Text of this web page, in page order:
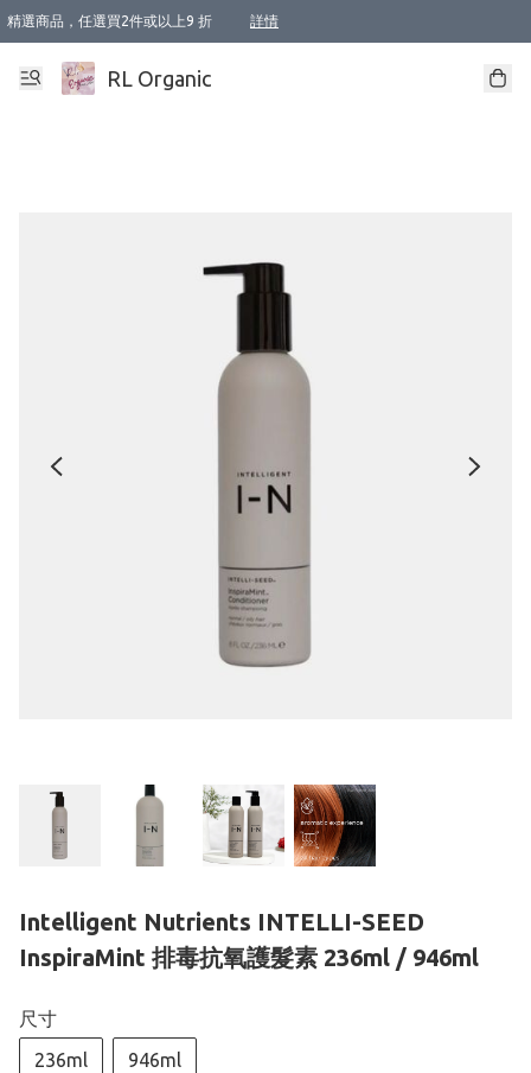
精選商品，任選買2件或以上9 折 詳情
XI周年優惠【新品自由選2件88折/3件85折】
XI周年優惠【Chakra 脈輪平衡自由選2件9折/3件85折/5件8折】
Florame 肌底自由選 2支9折 3支85折
XI周年優惠【蟲蟲退散 · 防衛結界﹞系列2件9折】
Sunki 任選2件95折
BIOFFICINA TOSCANA 任選2支9折 3支85折
Lamav 任選1件9折 2件85折
Mukti Organics 指定產品任選1件9折, 2件88折 3件85折
Intelligent Nutrients Skincare 任選2件9折
deodorant 任選2件88折
化妝品 任選2件95折
XI周年優惠【身心靈單品 任選2件9折/3件85折/5件8折】
XI周年優惠 【精油/香水 任選2件9折/3件85折/5件8折】
XI周年優惠【「關節到肌膚」全效養護 BODY OIL 組2件88折/3件85折】
XI周年優惠【夏日有機物理防曬套裝2件88折】
XI周年優惠【夏日潔面隨意選2件88折/3件85折】
XI周年優惠【逆齡奇蹟抗氧 11 自由選2件88折/3件85折/4件或以上8折】
新會員首次購物即享全單 95 折優惠！
成為VIP / VVIP 可享有生日月現金扣減獎賞優惠 !! 記得去賬户資料填上生日日期啦 !
選用順豐速運，滿$500 免運費
本地速遞 京東 送住宅/ 工商地址 $400 免運費
澳門訂單選用順豐速運，滿$800 免運費
RL Organic
Intelligent Nutrients INTELLI-SEED
InspiraMint 排毒抗氧護髮素 236ml / 946ml
尺寸
236ml
946ml